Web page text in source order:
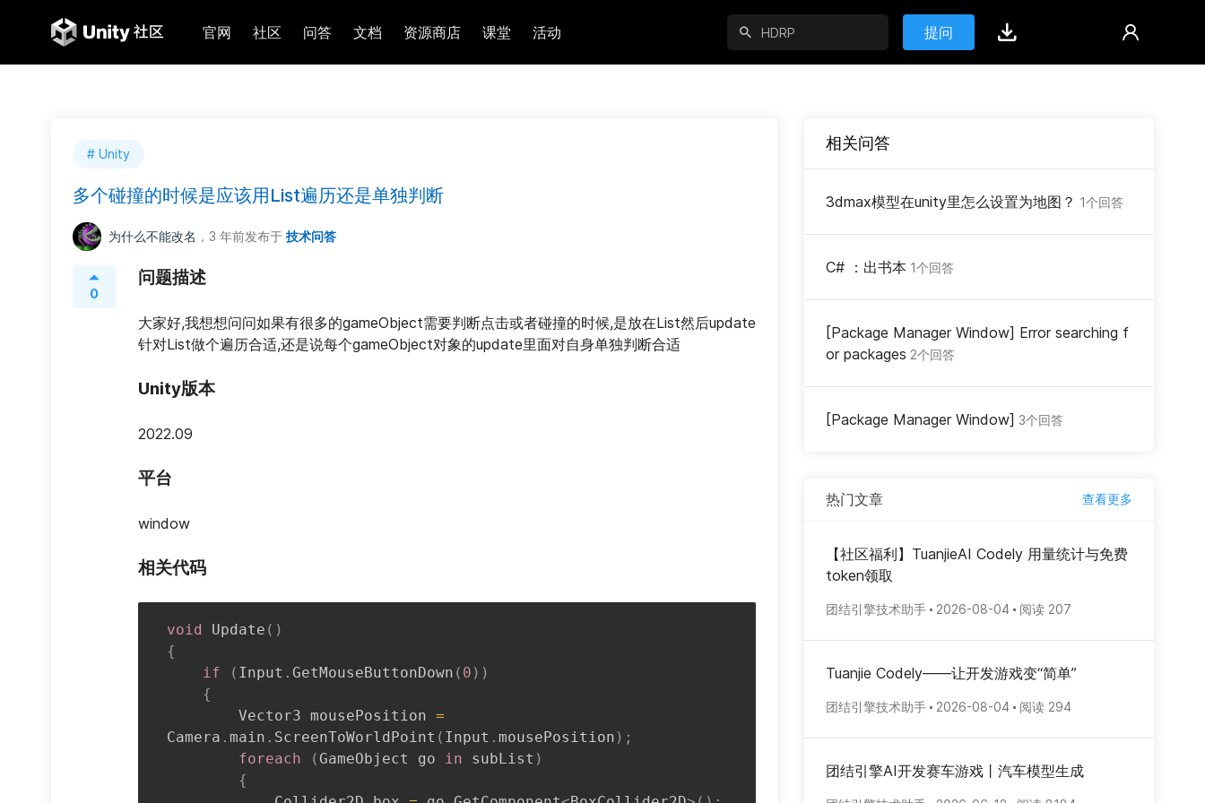
官网 社区 问答 文档 资源商店 课堂 活动 提问
# Unity
多个碰撞的时候是应该用List遍历还是单独判断
为什么不能改名 ，3 年前发布于 技术问答
0
问题描述
大家好,我想想问问如果有很多的gameObject需要判断点击或者碰撞的时候,是放在List然后update
针对List做个遍历合适,还是说每个gameObject对象的update里面对自身单独判断合适
Unity版本
2022.09
平台
window
相关代码
void Update ( )
{
if
( Input . GetMouseButtonDown ( 0 ) )
{
Vector3 mousePosition =
Camera . main . ScreenToWorldPoint ( Input . mousePosition ) ;
foreach
(GameObject go in subList )
{
相关问答
3dmax模型在unity里怎么设置为地图？ 1个回答
C# ：出书本 1个回答
[Package Manager Window] Error searching f
or packages 2个回答
[Package Manager Window] 3个回答
热门文章 查看更多
【社区福利】TuanjieAI Codely 用量统计与免费
token领取
团结引擎技术助手 2026-08-04 阅读 207
Tuanjie Codely——让开发游戏变“简单”
团结引擎技术助手 2026-08-04 阅读 294
团结引擎AI开发赛车游戏丨汽车模型生成